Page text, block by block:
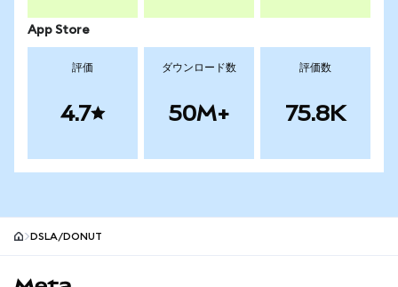
App Store
評価
4.7
ダウンロード数
50M+
評価数
75.8K
DSLA/DONUT